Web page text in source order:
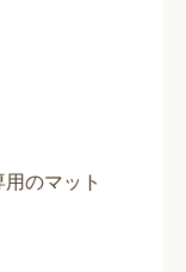
のマット